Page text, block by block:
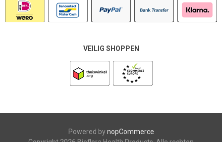
VEILIG SHOPPEN
Powered bynopCommerce